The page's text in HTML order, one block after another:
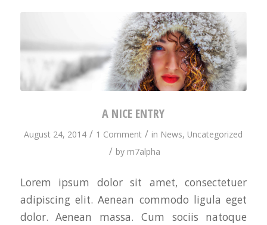
A NICE ENTRY
August 24, 2014 / 1 Comment / in News, Uncategorized
/ by m7alpha
Lorem ipsum dolor sit amet, consectetuer
adipiscing elit. Aenean commodo ligula eget
dolor. Aenean massa. Cum sociis natoque